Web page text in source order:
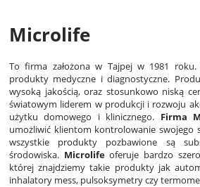
Microlife
To firma założona w Tajpej w 1981 roku.
produkty medyczne i diagnostyczne.
wysoką jakością, oraz stosunkowo niską
światowym liderem w produkcji i rozwoju
użytku domowego i klinicznego. Firma
umożliwić klientom kontrolowanie swojego
wszystkie produkty pozbawione są
środowiska. Microlifeoferuje bardzo
której znajdziemy takie produkty jak
inhalatory mess, pulsoksymetry czy